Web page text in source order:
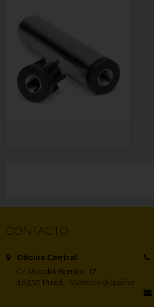
CONTACTO
Oficina Central
C/ Mas del Bombo, 17
46530 Puzol - Valencia (España)